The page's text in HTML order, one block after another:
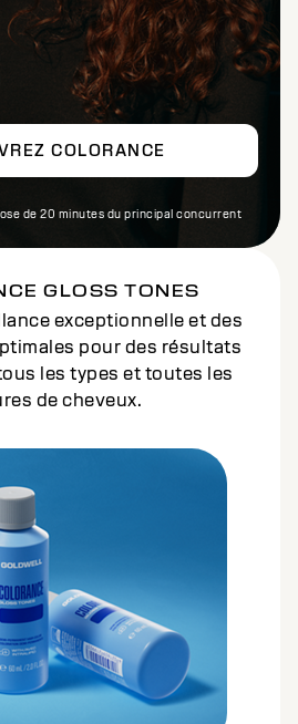
COLORANCE
de 20 minutes du principal concurrent
GLOSS TONES
exceptionnelle et des
pour des résultats
les types et toutes les
de cheveux.